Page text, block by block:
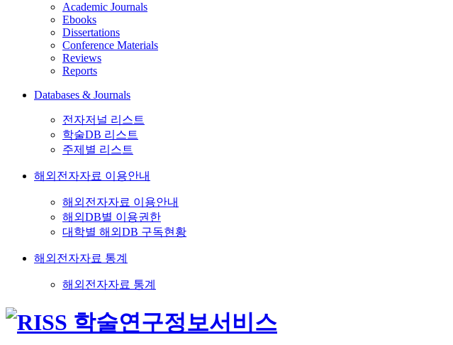
Academic Journals
Ebooks
Dissertations
Conference Materials
Reviews
Reports
Databases & Journals
전자저널 리스트
학술DB 리스트
주제별 리스트
해외전자자료 이용안내
해외전자자료 이용안내
해외DB별 이용권한
대학별 해외DB 구독현황
해외전자자료 통계
해외전자자료 통계